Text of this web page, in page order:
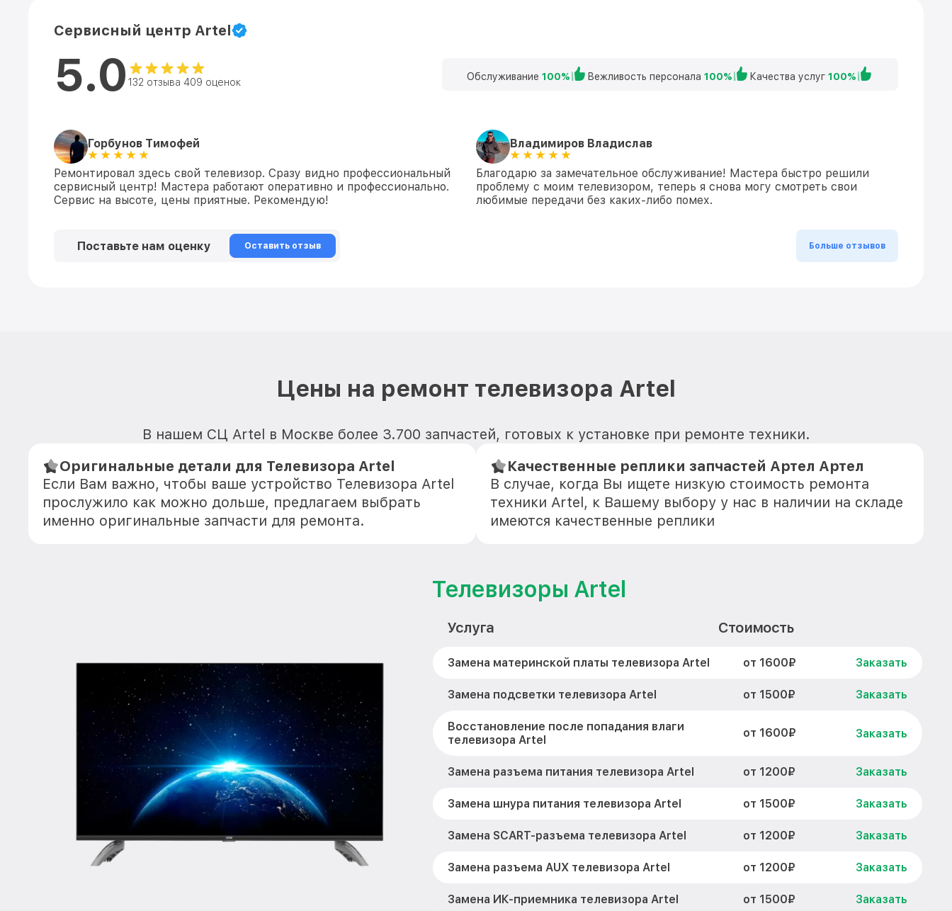
Сервисный центр Artel
5.0 132 отзыва 409 оценок Обслуживание 100% Вежливость персонала 100% Качества услуг 100%
Горбунов Тимофей
Ремонтировал здесь свой телевизор. Сразу видно профессиональный
сервисный центр! Мастера работают оперативно и профессионально.
Сервис на высоте, цены приятные. Рекомендую!
Владимиров Владислав
Благодарю за замечательное обслуживание! Мастера быстро решили
проблему с моим телевизором, теперь я снова могу смотреть свои
любимые передачи без каких-либо помех.
Поставьте нам оценку Оставить отзыв Больше отзывов
Цены на ремонт телевизора Artel
В нашем СЦ Artel в Москве более 3.700 запчастей, готовых к установке при ремонте техники.
Оригинальные детали для Телевизора Artel
Если Вам важно, чтобы ваше устройство Телевизора Artel
прослужило как можно дольше, предлагаем выбрать
именно оригинальные запчасти для ремонта.
Качественные реплики запчастей Артел Артел
В случае, когда Вы ищете низкую стоимость ремонта
техники Artel, к Вашему выбору у нас в наличии на складе
имеются качественные реплики
Телевизоры Artel
Услуга Стоимость
Замена материнской платы телевизора Artel от 1600₽ Заказать
Замена подсветки телевизора Artel от 1500₽ Заказать
Восстановление после попадания влаги
телевизора Artel
от 1600₽ Заказать
Замена разъема питания телевизора Artel от 1200₽ Заказать
Замена шнура питания телевизора Artel от 1500₽ Заказать
Замена SCART-разъема телевизора Artel от 1200₽ Заказать
Замена разъема AUX телевизора Artel от 1200₽ Заказать
Замена ИК-приемника телевизора Artel от 1500₽ Заказать